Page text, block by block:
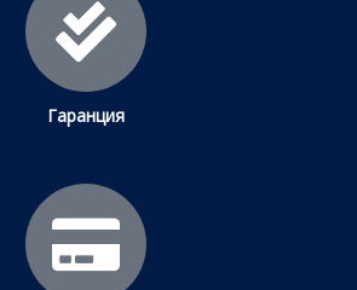
Гаранция